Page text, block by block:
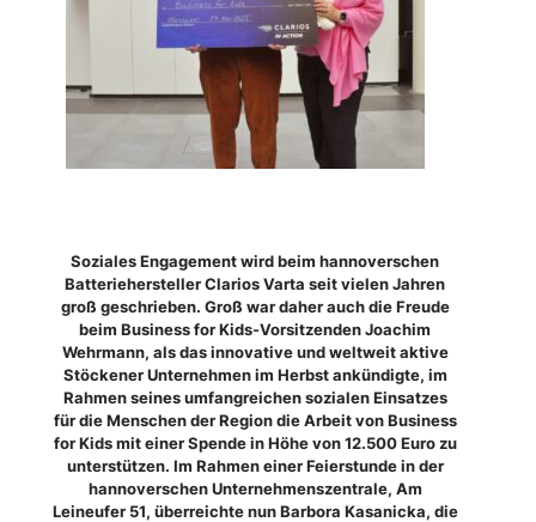
Soziales Engagement wird beim hannoverschen
Batteriehersteller Clarios Varta seit vielen Jahren
groß geschrieben. Groß war daher auch die Freude
beim Business for Kids-Vorsitzenden Joachim
Wehrmann, als das innovative und weltweit aktive
Stöckener Unternehmen im Herbst ankündigte, im
Rahmen seines umfangreichen sozialen Einsatzes
für die Menschen der Region die Arbeit von Business
for Kids mit einer Spende in Höhe von 12.500 Euro zu
unterstützen. Im Rahmen einer Feierstunde in der
hannoverschen Unternehmenszentrale, Am
Leineufer 51, überreichte nun Barbora Kasanicka, die